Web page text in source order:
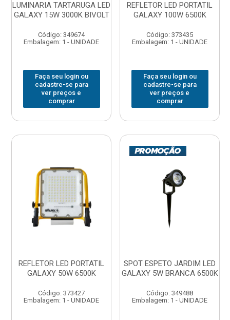
LUMINARIA TARTARUGA LED
GALAXY 15W 3000K BIVOLT
Código: 349674
Embalagem: 1 - UNIDADE
Faça seu login ou
cadastre-se para
ver preços e
comprar
REFLETOR LED PORTATIL
GALAXY 100W 6500K
Código: 373435
Embalagem: 1 - UNIDADE
Faça seu login ou
cadastre-se para
ver preços e
comprar
REFLETOR LED PORTATIL
GALAXY 50W 6500K
Código: 373427
Embalagem: 1 - UNIDADE
SPOT ESPETO JARDIM LED
GALAXY 5W BRANCA 6500K
Código: 349488
Embalagem: 1 - UNIDADE